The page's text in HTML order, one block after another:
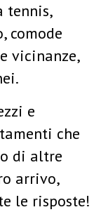
tennis,
comode
vicinanze,
e
che
di altre
arrivo,
le risposte!